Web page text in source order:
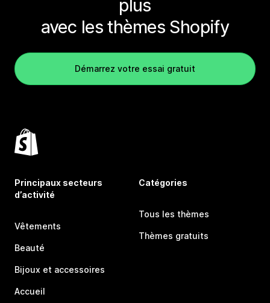
plus
avec les thèmes Shopify
Démarrez votre essai gratuit
Principaux secteurs
d’activité
Vêtements
Beauté
Bijoux et accessoires
Accueil
Catégories
Tous les thèmes
Thèmes gratuits